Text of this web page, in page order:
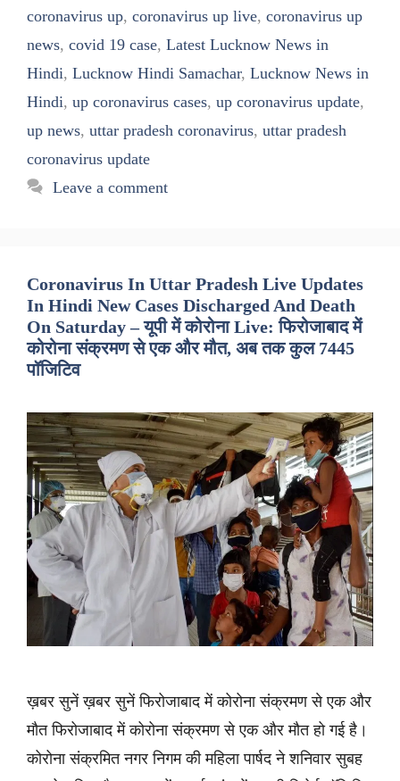
coronavirus up, coronavirus up live, coronavirus up
news, covid 19 case, Latest Lucknow News in
Hindi, Lucknow Hindi Samachar, Lucknow News in
Hindi, up coronavirus cases, up coronavirus update,
up news, uttar pradesh coronavirus, uttar pradesh
coronavirus update
Leave a comment
Coronavirus In Uttar Pradesh Live Updates
In Hindi New Cases Discharged And Death
On Saturday – यूपी में कोरोना Live: फिरोजाबाद में
कोरोना संक्रमण से एक और मौत, अब तक कुल 7445
पॉजिटिव
ख़बर सुनें ख़बर सुनें फिरोजाबाद में कोरोना संक्रमण से एक और
मौत फिरोजाबाद में कोरोना संक्रमण से एक और मौत हो गई है।
कोरोना संक्रमित नगर निगम की महिला पार्षद ने शनिवार सुबह